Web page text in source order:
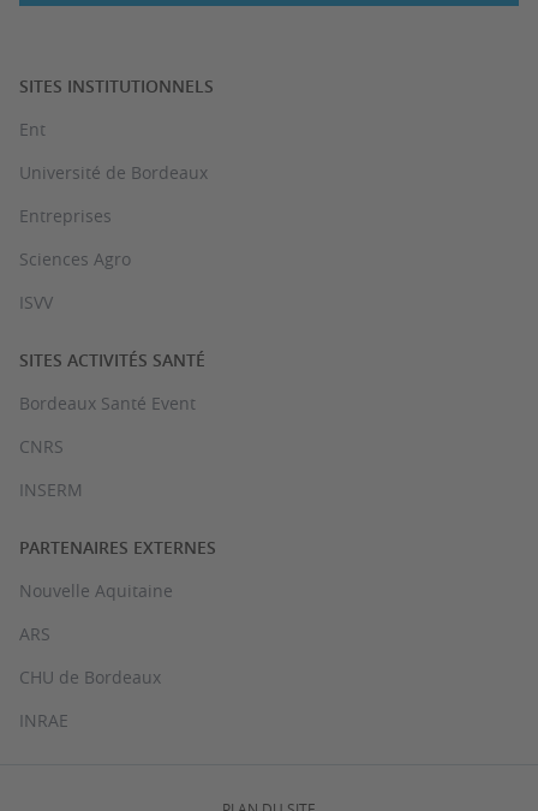
SITES INSTITUTIONNELS
Ent
Université de Bordeaux
Entreprises
Sciences Agro
ISVV
SITES ACTIVITÉS SANTÉ
Bordeaux Santé Event
CNRS
INSERM
PARTENAIRES EXTERNES
Nouvelle Aquitaine
ARS
CHU de Bordeaux
INRAE